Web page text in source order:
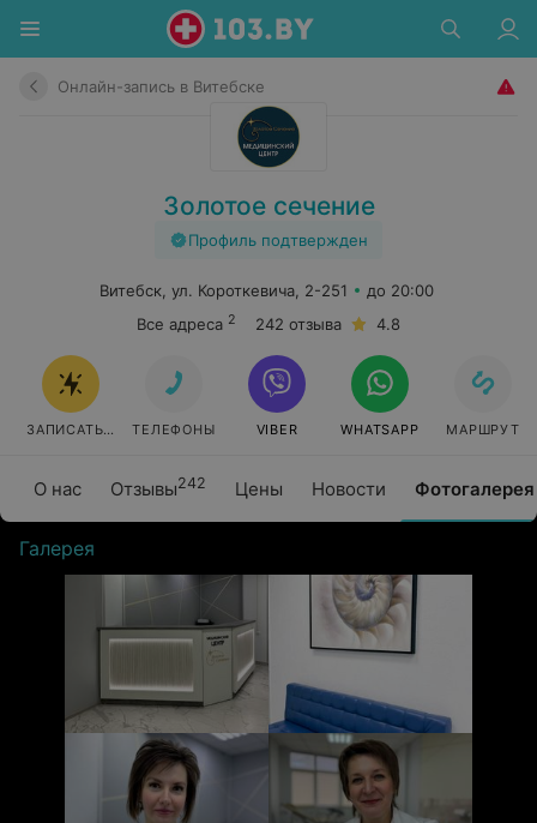
Онлайн-запись в Витебске
Золотое сечение
Профиль подтвержден
О нас Отзывы242 Цены Новости Фотогалерея
Витебск, ул. Короткевича, 2-251
до 20:00
Все адреса 2 242 отзыва 4.8
ЗАПИСАТЬСЯ ОНЛАЙН
ТЕЛЕФОНЫ VIBER WHATSAPP МАРШРУТ
Галерея